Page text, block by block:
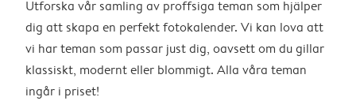
Utforska vår samling av proffsiga teman som hjälper
dig att skapa en perfekt fotokalender. Vi kan lova att
vi har teman som passar just dig, oavsett om du gillar
klassiskt, modernt eller blommigt. Alla våra teman
ingår i priset!